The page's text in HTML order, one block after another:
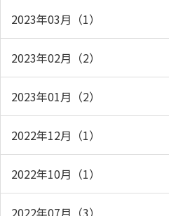
2023年03月（1）
2023年02月（2）
2023年01月（2）
2022年12月（1）
2022年10月（1）
2022年07月（3）